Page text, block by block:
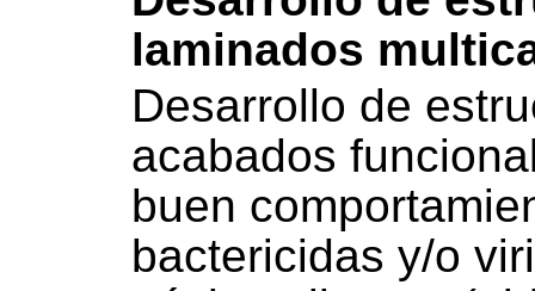
laminados
Desarrollo de
acabados
buen
bactericidas y/o